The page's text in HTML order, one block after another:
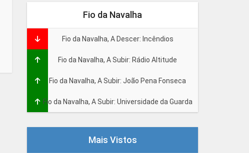
Fio da Navalha
Fio da Navalha, A Descer: Incêndios
Fio da Navalha, A Subir: Rádio Altitude
Fio da Navalha, A Subir: João Pena Fonseca
Fio da Navalha, A Subir: Universidade da Guarda
Mais Vistos